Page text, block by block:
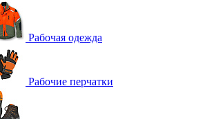
Рабочая одежда
Рабочие перчатки